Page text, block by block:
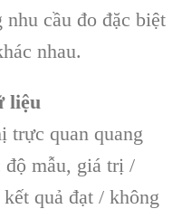
nhu cầu đo đặc biệt
nhau.
liệu
trực quan quang
mẫu, giá trị /
quả đạt / không